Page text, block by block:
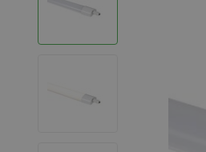
LED High Bay lampen
LED Buitenverlichting